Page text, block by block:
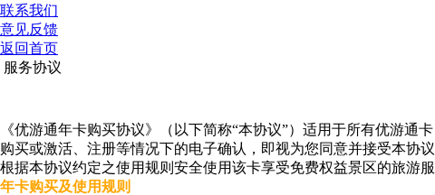
联系我们
意见反馈
返回首页
服务协议
《优游通年卡购买协议》（以下简称“本协议”）适用于所有优游
购买或激活、注册等情况下的电子确认，即视为您同意并接受本协
根据本协议约定之使用规则安全使用该卡享受免费权益景区的旅游服
年卡购买及使用规则